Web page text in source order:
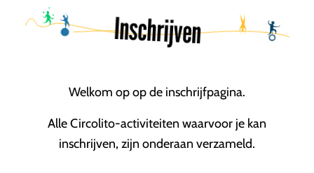
Inschrijven
Welkom op op de inschrijfpagina.
Alle Circolito-activiteiten waarvoor je kan
inschrijven, zijn onderaan verzameld.